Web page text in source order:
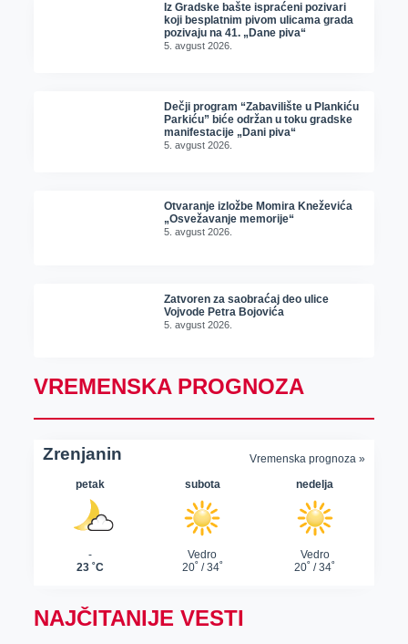
Iz Gradske bašte ispraćeni pozivari
koji besplatnim pivom ulicama grada
pozivaju na 41. „Dane piva“
5. avgust 2026.
Dečji program “Zabavilište u Plankiću
Parkiću” biće održan u toku gradske
manifestacije „Dani piva“
5. avgust 2026.
Otvaranje izložbe Momira Kneževića
„Osvežavanje memorije“
5. avgust 2026.
Zatvoren za saobraćaj deo ulice
Vojvode Petra Bojovića
5. avgust 2026.
VREMENSKA PROGNOZA
NAJČITANIJE VESTI